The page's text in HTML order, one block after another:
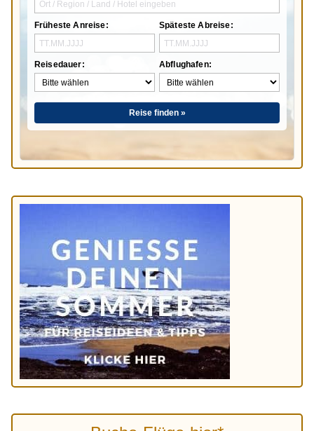
Früheste Anreise:
Reisedauer:
Späteste Abreise:
Abflughafen:
Reise finden »